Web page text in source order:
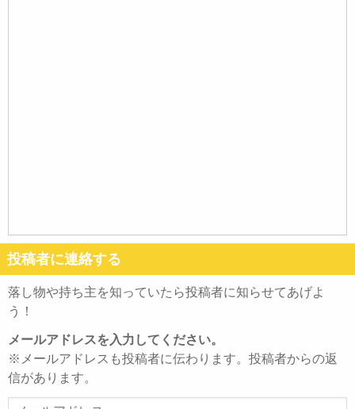
投稿者に連絡する
落し物や持ち主を知っていたら投稿者に知らせてあげよ
う！
メールアドレスを入力してください。
※メールアドレスも投稿者に伝わります。投稿者からの返
信があります。